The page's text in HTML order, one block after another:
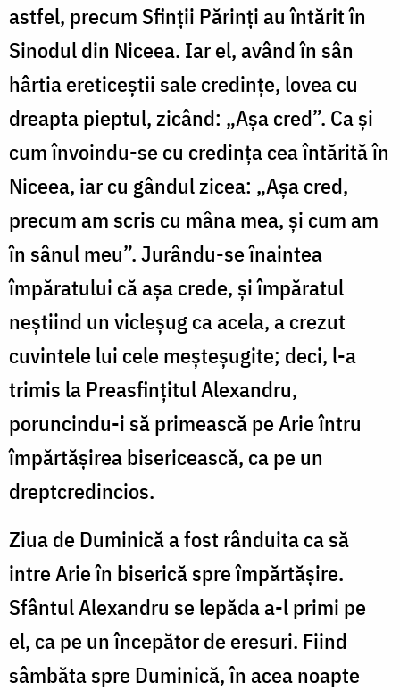
astfel, precum Sfinții Părinți au întărit în
Sinodul din Niceea. Iar el, având în sân
hârtia ereticeștii sale credințe, lovea cu
dreapta pieptul, zicând: „Așa cred”. Ca și
cum învoindu-se cu credința cea întărită în
Niceea, iar cu gândul zicea: „Așa cred,
precum am scris cu mâna mea, și cum am
în sânul meu”. Jurându-se înaintea
împăratului că așa crede, și împăratul
neștiind un vicleșug ca acela, a crezut
cuvintele lui cele meșteșugite; deci, l-a
trimis la Preasfințitul Alexandru,
poruncindu-i să primească pe Arie întru
împărtășirea bisericească, ca pe un
dreptcredincios.
Ziua de Duminică a fost rânduita ca să
intre Arie în biserică spre împărtășire.
Sfântul Alexandru se lepăda a-l primi pe
el, ca pe un începător de eresuri. Fiind
sâmbăta spre Duminică, în acea noapte